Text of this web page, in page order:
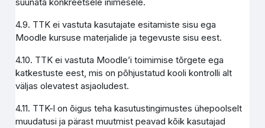
4.9. TTK ei vastuta kasutajate esitamiste sisu ega
Moodle kursuse materjalide ja tegevuste sisu eest.
4.10. TTK ei vastuta Moodle’i toimimise tõrgete ega
katkestuste eest, mis on põhjustatud kooli kontrolli alt
väljas olevatest asjaoludest.
4.11. TTK-l on õigus teha kasutustingimustes ühepoolselt
muudatusi ja pärast muutmist peavad kõik kasutajad